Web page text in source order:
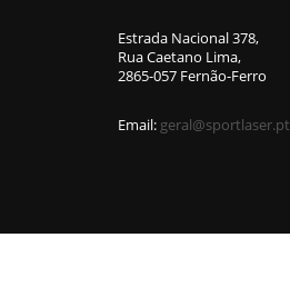
Estrada Nacional 378,
Rua Caetano Lima,
2865-057 Fernão-Ferro
Email: geral@sportlaser.pt